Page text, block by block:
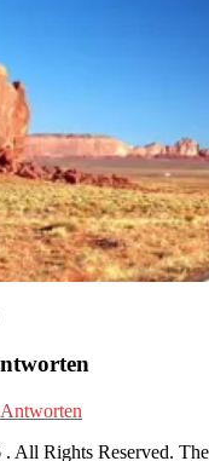
. All Rights Reserved.